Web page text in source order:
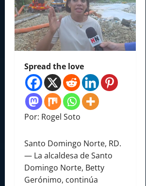
Spread the love
Por: Rogel Soto
Santo Domingo Norte, RD.
— La alcaldesa de Santo
Domingo Norte, Betty
Gerónimo, continúa